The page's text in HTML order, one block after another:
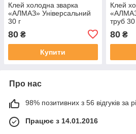
Клей холодна зварка
«АЛМАЗ» Універсальний
30 г
80 ₴
Купити
Клей
труб 30
80₴
Про нас
98% позитивних з 56 відгуків за
Працює з 14.01.2016